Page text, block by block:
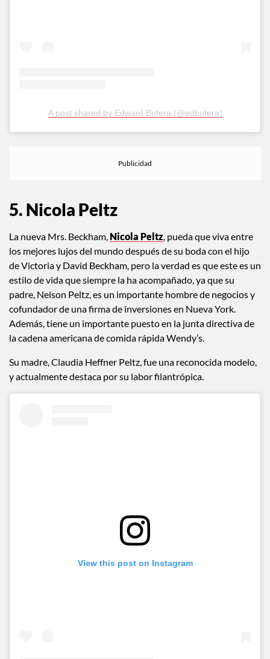
A post shared by Edward Butera (@edbutera)
5. Nicola Peltz
La nueva Mrs. Beckham, Nicola Peltz, pueda que viva entre
los mejores lujos del mundo después de su boda con el hijo
de Victoria y David Beckham, pero la verdad es que este es un
estilo de vida que siempre la ha acompañado, ya que su
padre, Nelson Peltz, es un importante hombre de negocios y
cofundador de una firma de inversiones en Nueva York.
Además, tiene un importante puesto en la junta directiva de
la cadena americana de comida rápida Wendy’s.
Su madre, Claudia Heffner Peltz, fue una reconocida modelo,
y actualmente destaca por su labor filantrópica.
View this post on Instagram